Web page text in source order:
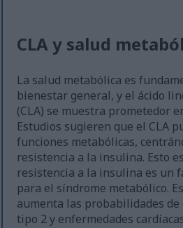
CLA y salud
La salud metabólica es
bienestar general, y el ácido
(CLA) se muestra prometedor
Estudios sugieren que el CLA
funciones metabólicas,
resistencia a la insulina. Esto
resistencia a la insulina es un
para el síndrome metabólico.
aumenta las probabilidades
tipo 2 y enfermedades